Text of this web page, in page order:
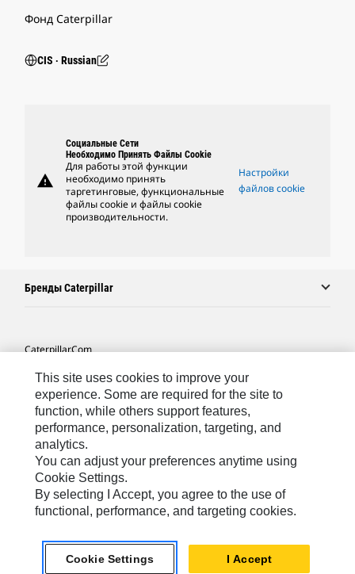
Фонд Caterpillar
CIS ‧ Russian
warning
Социальные Сети
Необходимо Принять Файлы Cookie
Для работы этой функции
необходимо принять
таргетинговые, функциональные
файлы cookie и файлы cookie
производительности.
Настройки
файлов cookie
Бренды Caterpillar
Caterpillar.com
Связаться С Caterpillar
Карта Сайта
Cookie Settings
Юридическая Информация
Конфиденциальность Личных Данных
CIS - Russian© 2026 Caterpillar. Все права сохранены.
This site uses cookies to improve your
experience. Some are required for the site to
function, while others support features,
performance, personalization, targeting, and
analytics.
You can adjust your preferences anytime using
Cookie Settings.
By selecting I Accept, you agree to the use of
functional, performance, and targeting cookies.
Cookie Settings I Accept